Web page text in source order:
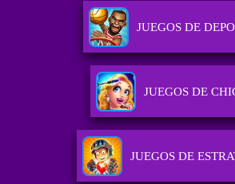
JUEGOS DE
JUEGOS DE
JUEGOS DE